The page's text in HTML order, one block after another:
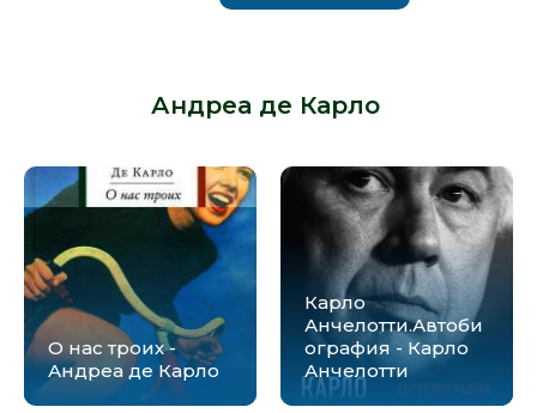
Андреа де Карло
О нас троих -
Андреа де Карло
Карло
Анчелотти.Автоби
ография - Карло
Анчелотти